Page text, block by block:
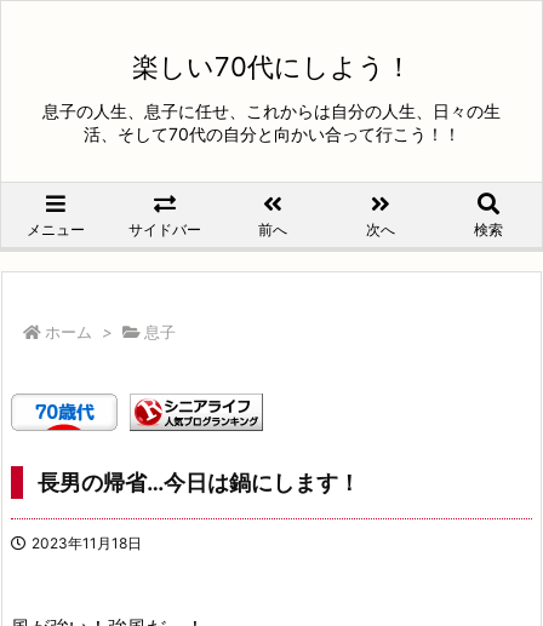
楽しい70代にしよう！
息子の人生、息子に任せ、これからは自分の人生、日々の生
活、そして70代の自分と向かい合って行こう！！
メニュー サイドバー 前へ 次へ 検索
ホーム > 息子
長男の帰省…今日は鍋にします！
2023年11月18日